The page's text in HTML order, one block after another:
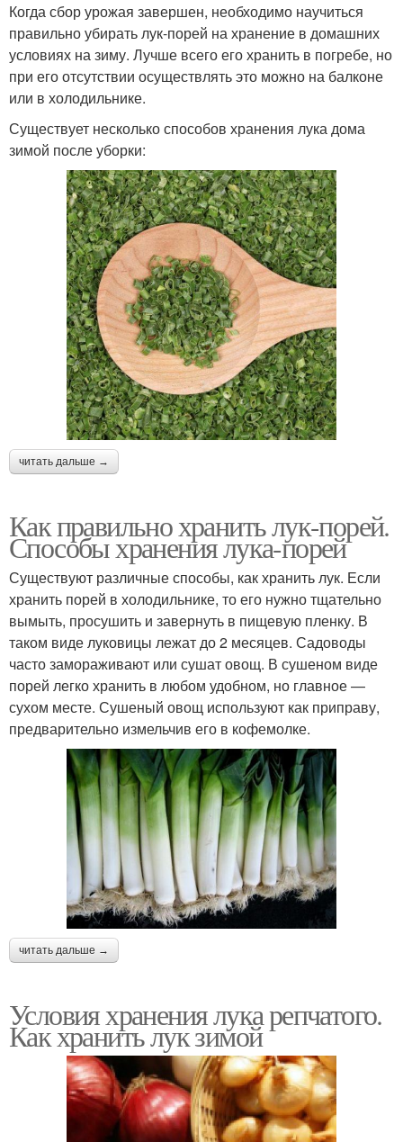
Когда сбор урожая завершен, необходимо научиться
правильно убирать лук-порей на хранение в домашних
условиях на зиму. Лучше всего его хранить в погребе, но
при его отсутствии осуществлять это можно на балконе
или в холодильнике.
Существует несколько способов хранения лука дома
зимой после уборки:
читать дальше →
Как правильно хранить лук-порей.
Способы хранения лука-порей
Существуют различные способы, как хранить лук. Если
хранить порей в холодильнике, то его нужно тщательно
вымыть, просушить и завернуть в пищевую пленку. В
таком виде луковицы лежат до 2 месяцев. Садоводы
часто замораживают или сушат овощ. В сушеном виде
порей легко хранить в любом удобном, но главное —
сухом месте. Сушеный овощ используют как приправу,
предварительно измельчив его в кофемолке.
читать дальше →
Условия хранения лука репчатого.
Как хранить лук зимой